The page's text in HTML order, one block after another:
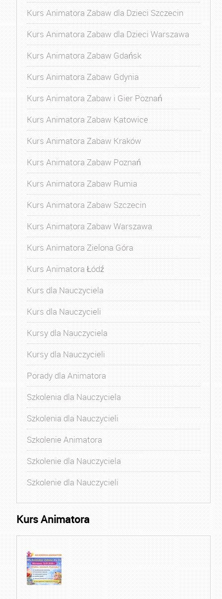
Kurs Animatora Zabaw dla Dzieci Szczecin
Kurs Animatora Zabaw dla Dzieci Warszawa
Kurs Animatora Zabaw Gdańsk
Kurs Animatora Zabaw Gdynia
Kurs Animatora Zabaw i Gier Poznań
Kurs Animatora Zabaw Katowice
Kurs Animatora Zabaw Kraków
Kurs Animatora Zabaw Poznań
Kurs Animatora Zabaw Rumia
Kurs Animatora Zabaw Szczecin
Kurs Animatora Zabaw Warszawa
Kurs Animatora Zielona Góra
Kurs Animatora Łódź
Kurs dla Nauczyciela
Kurs dla Nauczycieli
Kursy dla Nauczyciela
Kursy dla Nauczycieli
Porady dla Animatora
Szkolenia dla Nauczyciela
Szkolenia dla Nauczycieli
Szkolenie Animatora
Szkolenie dla Nauczyciela
Szkolenie dla Nauczycieli
Kurs Animatora